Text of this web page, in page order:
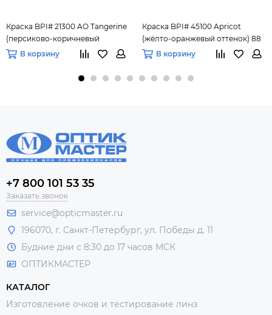
Краска BPI# 21300 AO Tangerine
(персиково-коричневый
оттенок) 88 мл
В корзину
Краска BPI# 45100 Apricot
(жёлто-оранжевый оттенок) 88
мл. В корзину
+7 800 101 53 35
Заказать звонок
service@opticmaster.ru
196070, г. Санкт-Петербург, ул. Победы д. 11
Будние дни с 8:30 до 17 часов МСК
ОПТИКМАСТЕР
КАТАЛОГ
Изготовление очков и тестирование линз